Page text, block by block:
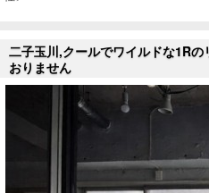
二子玉川,クールでワイルドな1R
おりません